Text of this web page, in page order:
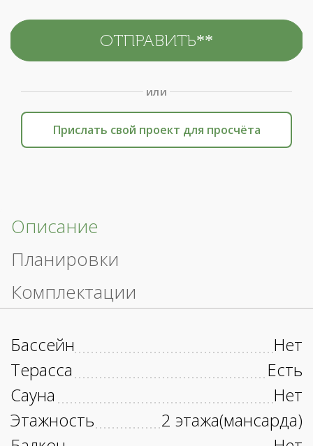
или
Прислать свой проект для просчёта
Описание
Планировки
Комплектации
Бассейн
Нет
Терасса
Есть
Сауна
Нет
Этажность
2 этажа(мансарда)